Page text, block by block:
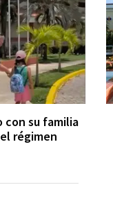
con su familia
régimen